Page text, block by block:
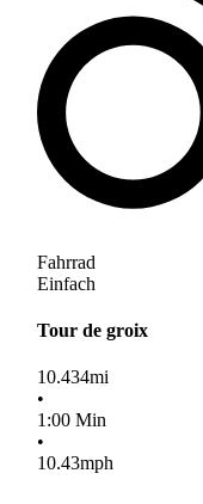
Fahrrad
Einfach
Tour de groix
10.434mi
•
1 :00Min
•
10.43mph